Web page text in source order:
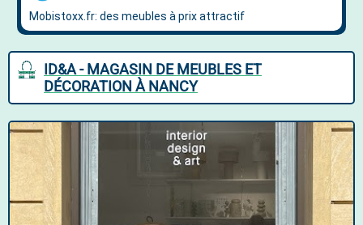
ID&A - MAGASIN DE MEUBLES ET
DÉCORATION À NANCY